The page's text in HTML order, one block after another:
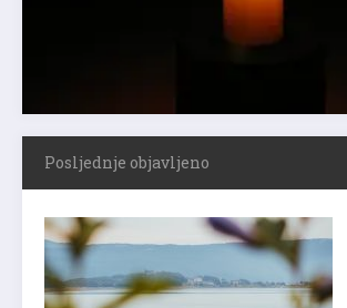
Posljednje objavljeno